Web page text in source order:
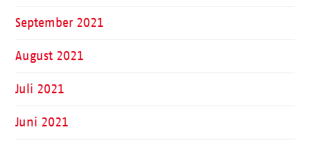
September 2021
August 2021
Juli 2021
Juni 2021